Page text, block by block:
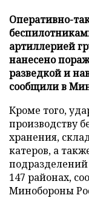
Оперативно-
артиллерией
нанесено
разведкой и
сообщили в
Кроме того,
производству
хранения,
катеров, а
147 районах,
Минобороны